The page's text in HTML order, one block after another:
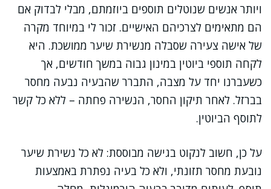
ויותר אנשים שנוטלים תוספים ביוזמתם, מבלי לבדוק אם
הם מתאימים לצרכיהם האישיים. זכור לי במיוחד מקרה
של אישה צעירה שסבלה מנשירת שיער ממושכת. היא
לקחה תוספי ביוטין במינון גבוה במשך חודשים, אך
כשעברנו יחד על מצבה, התברר שהבעיה נבעה מחסר
בברזל. לאחר תיקון החסר, הנשירה פחתה – ללא כל קשר
לתוסף הביוטין.
על כן, חשוב לנקוט בגישה מבוססת: לא כל נשירת שיער
נובעת מחסר תזונתי, ולא כל בעיה נפתרת באמצעות